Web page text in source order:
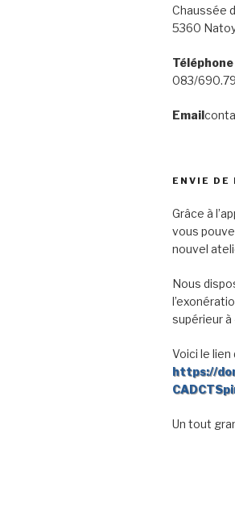
Chaussée
5360
Téléphone
083/
Email
ENVIE DE
Grâce à
vous
nouvel
Nous
supérieur
Voici le
https://
Un tout